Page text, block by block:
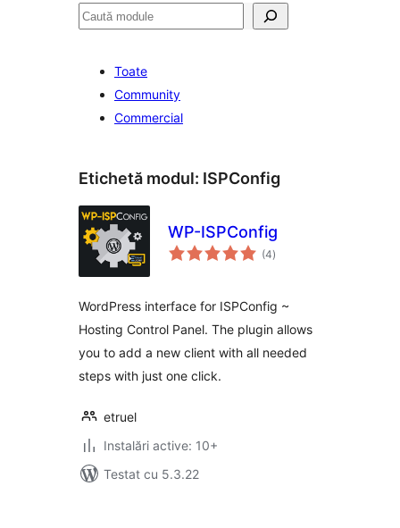
Caută
Toate
Community
Commercial
Etichetă modul: ISPConfig
WP-ISPConfig
(4total
aprecieri
)
WordPress interface for ISPConfig ~
Hosting Control Panel. The plugin allows
you to add a new client with all needed
steps with just one click.
etruel
Instalări active: 10+
Testat cu 5.3.22